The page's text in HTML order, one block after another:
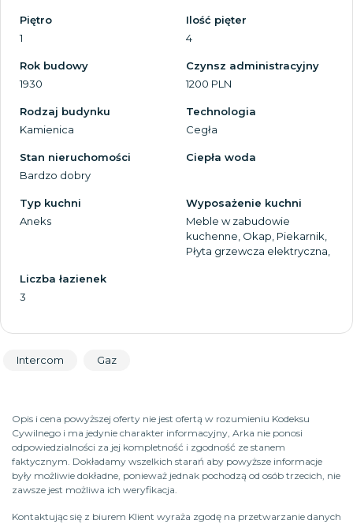
Piętro
1
Ilość pięter
4
Rok budowy
1930
Czynsz administracyjny
1200 PLN
Rodzaj budynku
Kamienica
Technologia
Cegła
Stan nieruchomości
Bardzo dobry
Ciepła woda
Typ kuchni
Aneks
Wyposażenie kuchni
Meble w zabudowie
kuchenne, Okap, Piekarnik,
Płyta grzewcza elektryczna,
Liczba łazienek
3
Intercom Gaz
Opis i cena powyższej oferty nie jest ofertą w rozumieniu Kodeksu
Cywilnego i ma jedynie charakter informacyjny, Arka nie ponosi
odpowiedzialności za jej kompletność i zgodność ze stanem
faktycznym. Dokładamy wszelkich starań aby powyższe informacje
były możliwie dokładne, ponieważ jednak pochodzą od osób trzecich, nie
zawsze jest możliwa ich weryfikacja.
Kontaktując się z biurem Klient wyraża zgodę na przetwarzanie danych